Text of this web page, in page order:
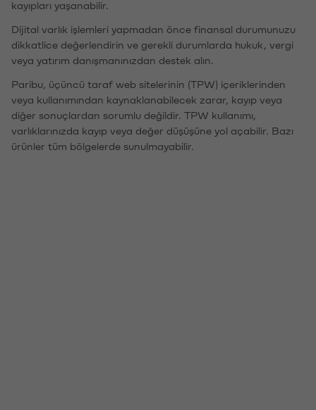
kayıpları yaşanabilir.
Dijital varlık işlemleri yapmadan önce finansal durumunuzu
dikkatlice değerlendirin ve gerekli durumlarda hukuk, vergi
veya yatırım danışmanınızdan destek alın.
Paribu, üçüncü taraf web sitelerinin (TPW) içeriklerinden
veya kullanımından kaynaklanabilecek zarar, kayıp veya
diğer sonuçlardan sorumlu değildir. TPW kullanımı,
varlıklarınızda kayıp veya değer düşüşüne yol açabilir. Bazı
ürünler tüm bölgelerde sunulmayabilir.